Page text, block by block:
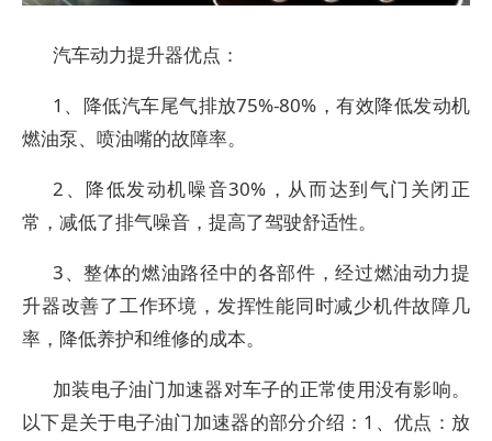
汽车动力提升器优点：
1、降低汽车尾气排放75%-80%，有效降低发动机
燃油泵、喷油嘴的故障率。
2、降低发动机噪音30%，从而达到气门关闭正
常，减低了排气噪音，提高了驾驶舒适性。
3、整体的燃油路径中的各部件，经过燃油动力提
升器改善了工作环境，发挥性能同时减少机件故障几
率，降低养护和维修的成本。
加装电子油门加速器对车子的正常使用没有影响。
以下是关于电子油门加速器的部分介绍：1、优点：放